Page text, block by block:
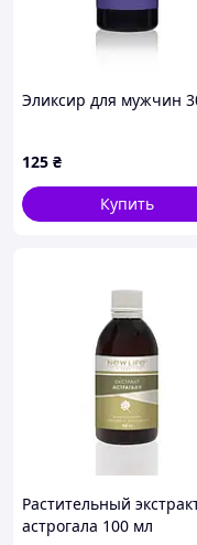
Эликсир для мужчин
125 ₴
Купить
Растительный
астрогала 100 мл